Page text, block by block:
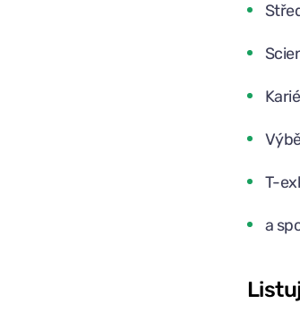
T-
a